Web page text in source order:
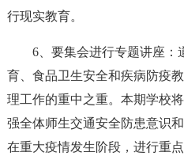
行现实教育。
6、要集会进行专题讲座：
育、食品卫生安全和疾病防疫
理工作的重中之重。本期学校
强全体师生交通安全防患意识
在重大疫情发生阶段，进行重